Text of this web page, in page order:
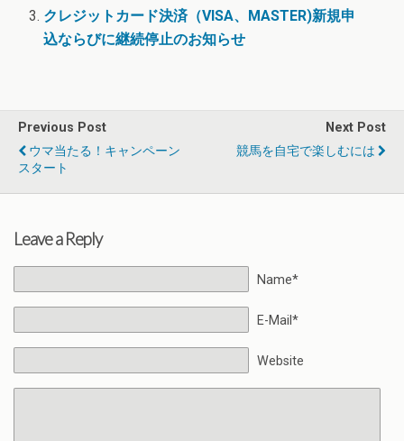
クレジットカード決済（VISA、MASTER)新規申
込ならびに継続停止のお知らせ
Previous Post
ウマ当たる！キャンペーン
スタート
Next Post
競馬を自宅で楽しむには
Leave a Reply
Name*
E-Mail*
Website